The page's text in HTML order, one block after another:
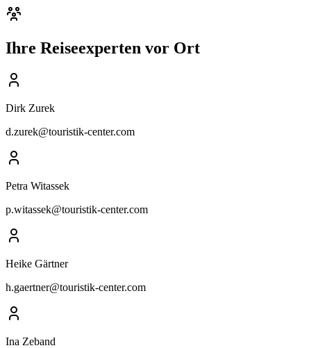
Ihre Reiseexperten vor Ort
Dirk Zurek
d.zurek@touristik-center.com
Petra Witassek
p.witassek@touristik-center.com
Heike Gärtner
h.gaertner@touristik-center.com
Ina Zeband